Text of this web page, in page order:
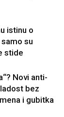
istinu o
su
stide
Novi anti-
bez
i gubitka